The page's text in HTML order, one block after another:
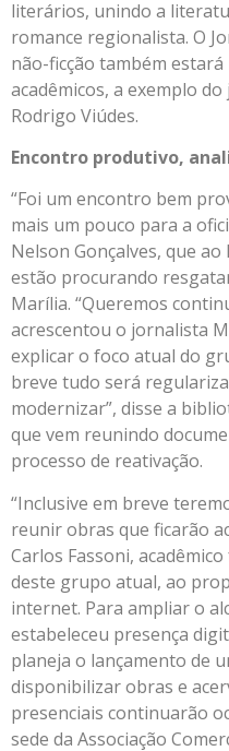
literários, unindo a
romance regionalista. O
não-ficção também
acadêmicos, a exemplo
Rodrigo Viúdes.
Encontro produtivo,
“Foi um encontro bem
mais um pouco para a
Nelson Gonçalves, que
estão procurando
Marília. “Queremos
acrescentou o jornalista
explicar o foco atual do
breve tudo será
modernizar”, disse a
que vem reunindo
processo de reativação.
“Inclusive em breve
reunir obras que ficarão
Carlos Fassoni,
deste grupo atual, ao
internet. Para ampliar o
estabeleceu presença
planeja o lançamento de
disponibilizar obras e
presenciais continuarão
sede da Associação